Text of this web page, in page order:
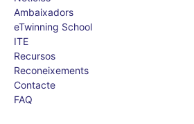
Ambaixadors
eTwinning School
ITE
Recursos
Reconeixements
Contacte
FAQ